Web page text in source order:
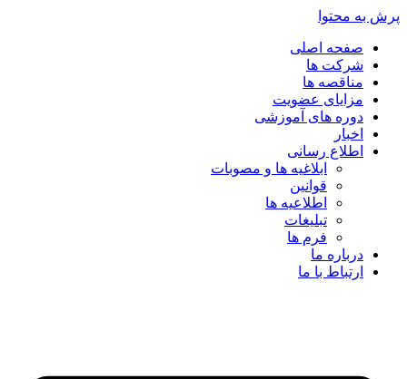
پرش به محتوا
صفحه اصلی
شرکت ها
مناقصه ها
مزایای عضویت
دوره های آموزشی
اخبار
اطلاع رسانی
ابلاغیه ها و مصوبات
قوانین
اطلاعیه ها
تبلیغات
فرم ها
درباره ما
ارتباط با ما